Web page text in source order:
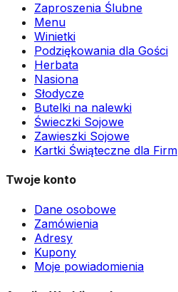
Zaproszenia Ślubne
Menu
Winietki
Podziękowania dla Gości
Herbata
Nasiona
Słodycze
Butelki na nalewki
Świeczki Sojowe
Zawieszki Sojowe
Kartki Świąteczne dla Firm
Twoje konto
Dane osobowe
Zamówienia
Adresy
Kupony
Moje powiadomienia